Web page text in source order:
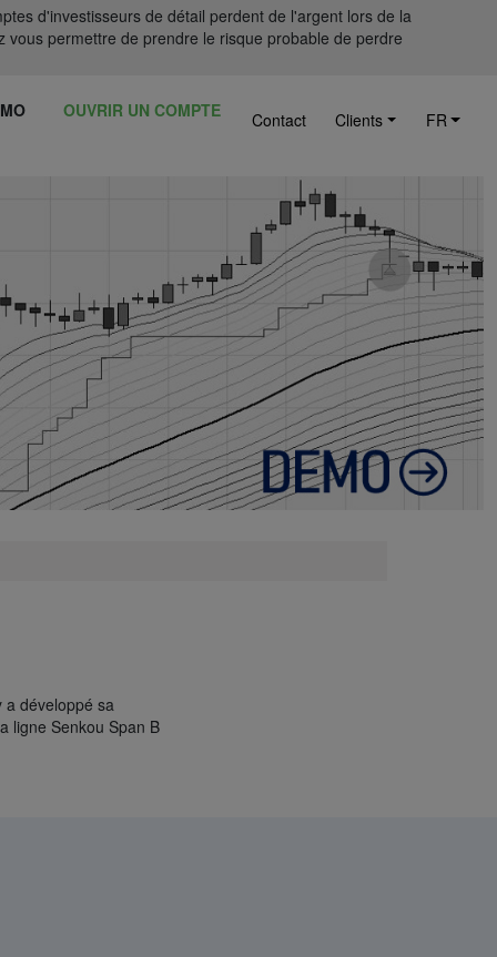
d'investisseurs de détail perdent de l'argent lors de la
permettre de prendre le risque probable de perdre
OUVRIR UN COMPTE Contact Clients FR
a développé sa
ligne Senkou Span B